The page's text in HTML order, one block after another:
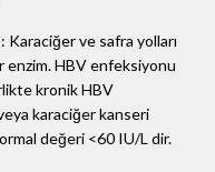
: Karaciğer ve safra yolları
enzim. HBV enfeksiyonu
kronik HBV
karaciğer kanseri
değeri <60 IU/L dir.